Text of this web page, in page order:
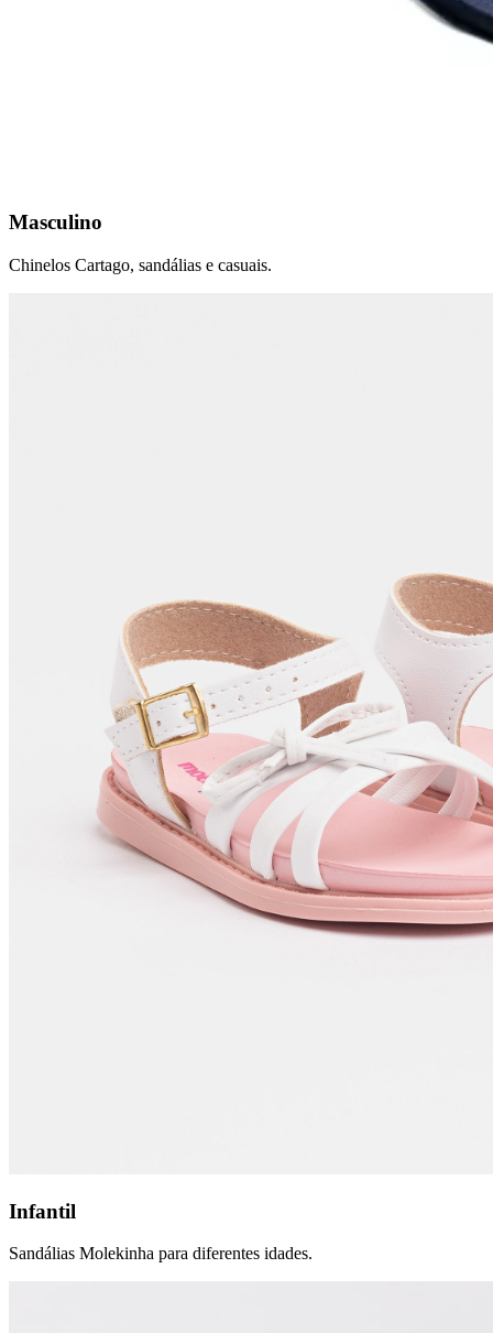
Masculino
Chinelos Cartago, sandálias e casuais.
Infantil
Sandálias Molekinha para diferentes idades.